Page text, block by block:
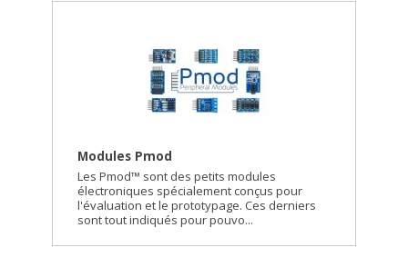
Modules Pmod
Les Pmod™ sont des petits modules
électroniques spécialement conçus pour
l'évaluation et le prototypage. Ces derniers
sont tout indiqués pour pouvo...